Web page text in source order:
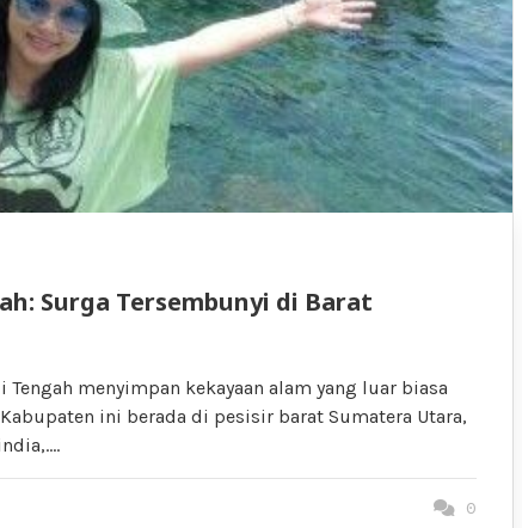
Surga Tersembunyi di Barat
menyimpan kekayaan alam yang luar biasa
ini berada di pesisir barat Sumatera Utara,
0